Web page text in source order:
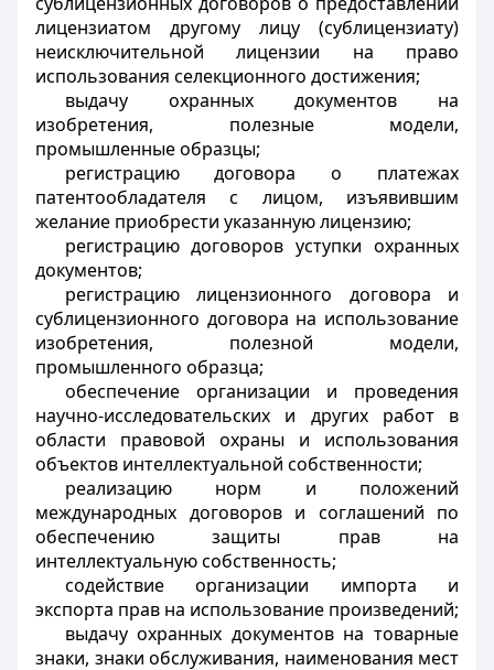
лицензиатом другому лицу (сублицензиату)
неисключительной лицензии на право
использования селекционного достижения;
выдачу охранных документов на
изобретения, полезные модели,
промышленные образцы;
регистрацию договора о платежах
патентообладателя с лицом, изъявившим
желание приобрести указанную лицензию;
регистрацию договоров уступки охранных
документов;
регистрацию лицензионного договора и
сублицензионного договора на использование
изобретения, полезной модели,
промышленного образца;
обеспечение организации и проведения
научно-исследовательских и других работ в
области правовой охраны и использования
объектов интеллектуальной собственности;
реализацию норм и положений
международных договоров и соглашений по
обеспечению защиты прав на
интеллектуальную собственность;
содействие организации импорта и
экспорта прав на использование произведений;
выдачу охранных документов на товарные
знаки, знаки обслуживания, наименования мест